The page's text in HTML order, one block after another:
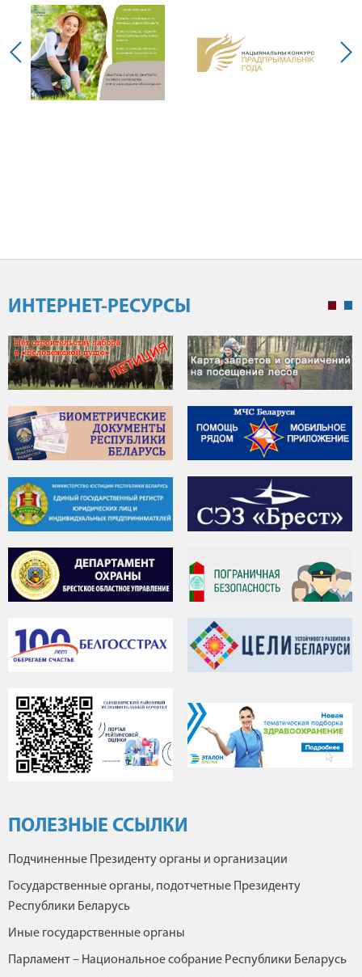
ИНТЕРНЕТ-РЕСУРСЫ
ПОЛЕЗНЫЕ ССЫЛКИ
Подчиненные Президенту органы и организации
Государственные органы, подотчетные Президенту
Республики Беларусь
Иные государственные органы
Парламент – Национальное собрание Республики Беларусь